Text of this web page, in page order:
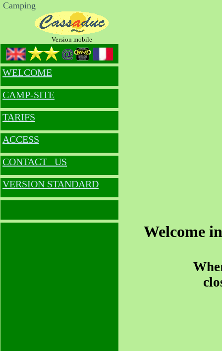
Camping
Version mobile
WELCOME
CAMP-SITE
TARIFS
ACCESS
CONTACT US
VERSION STANDARD
Welcome